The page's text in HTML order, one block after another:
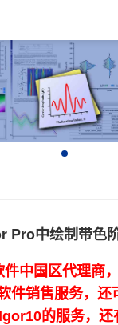
Pro中绘制带色
中国区代理商
件销售服务，还
的服务，还